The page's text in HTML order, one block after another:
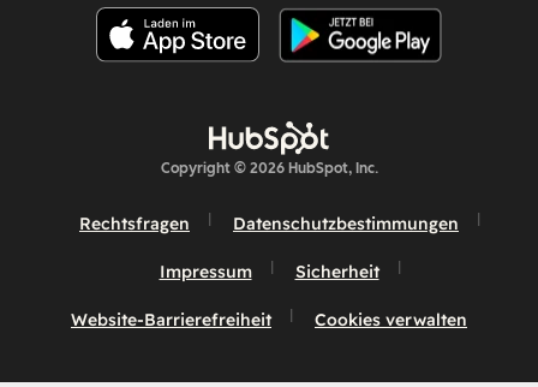
Copyright © 2026 HubSpot, Inc.
Rechtsfragen Datenschutzbestimmungen
Impressum Sicherheit
Website-Barrierefreiheit Cookies verwalten